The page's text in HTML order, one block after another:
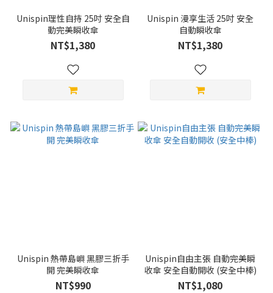
Unispin理性自持 25吋 安全自
動完美瞬收傘
NT$1,380
Unispin 漫享生活 25吋 安全
自動瞬收傘
NT$1,380
Unispin 熱帶島嶼 黑膠三折手
開 完美瞬收傘
NT$990
Unispin自由主張 自動完美瞬
收傘 安全自動開收 (安全中棒)
NT$1,080